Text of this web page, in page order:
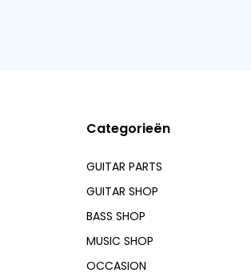
Categorieën
GUITAR PARTS
GUITAR SHOP
BASS SHOP
MUSIC SHOP
OCCASION